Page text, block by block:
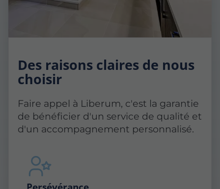
Des raisons claires de nous
choisir
Faire appel à Liberum, c'est la garantie
de bénéficier d'un service de qualité et
d'un accompagnement personnalisé.